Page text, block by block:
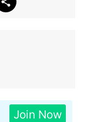
Join Now